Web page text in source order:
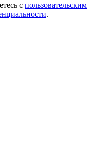
с пользовательским
.